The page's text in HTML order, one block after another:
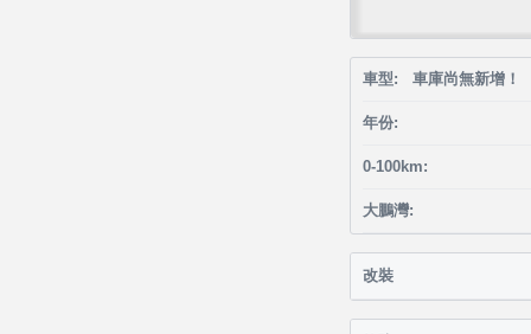
車型: 車庫尚無新增！
年份:
0-100km:
大鵬灣:
改裝